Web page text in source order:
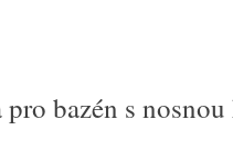
bazén s